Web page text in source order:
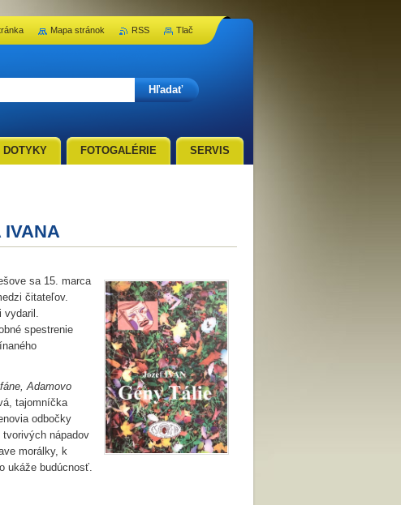
sa 15. marca
čitateľov.
vydaril.
spestrenie
Adamovo
tajomníčka
odbočky
nápadov
morálky, k
ukáže budúcnosť.
DOTYKY FOTOGALÉRIE SERVIS
Mapa stránok RSS Tlač